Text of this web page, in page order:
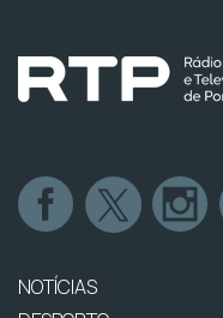
NOTÍCIAS